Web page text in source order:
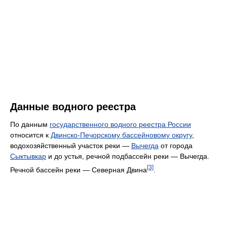
Данные водного реестра
По данным государственного водного реестра России
относится к Двинско-Печорскому бассейновому округу,
водохозяйственный участок реки — Вычегда от города
Сыктывкар и до устья, речной подбассейн реки — Вычегда.
Речной бассейн реки — Северная Двина[3]